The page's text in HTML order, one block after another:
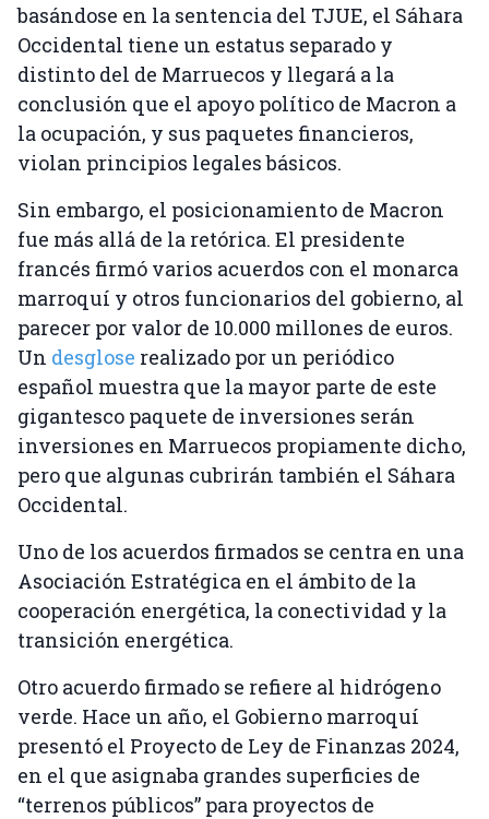
basándose en la sentencia del TJUE, el Sáhara
Occidental tiene un estatus separado y
distinto del de Marruecos y llegará a la
conclusión que el apoyo político de Macron a
la ocupación, y sus paquetes financieros,
violan principios legales básicos.
Sin embargo, el posicionamiento de Macron
fue más allá de la retórica. El presidente
francés firmó varios acuerdos con el monarca
marroquí y otros funcionarios del gobierno, al
parecer por valor de 10.000 millones de euros.
Un desglose realizado por un periódico
español muestra que la mayor parte de este
gigantesco paquete de inversiones serán
inversiones en Marruecos propiamente dicho,
pero que algunas cubrirán también el Sáhara
Occidental.
Uno de los acuerdos firmados se centra en una
Asociación Estratégica en el ámbito de la
cooperación energética, la conectividad y la
transición energética.
Otro acuerdo firmado se refiere al hidrógeno
verde. Hace un año, el Gobierno marroquí
presentó el Proyecto de Ley de Finanzas 2024,
en el que asignaba grandes superficies de
“terrenos públicos” para proyectos de